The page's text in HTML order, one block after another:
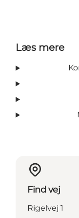
Læs mere
Find vej
Rigelvej 1